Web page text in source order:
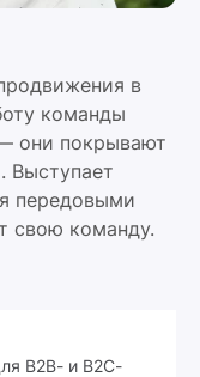
в
команды
они покрывают
Выступает
передовыми
свою команду.
B2B- и B2C-